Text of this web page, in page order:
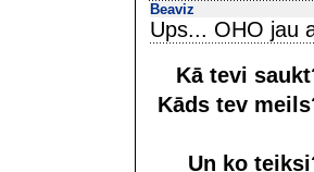
Beaviz
Ups... OHO jau
Kā tevi
Kāds tev
Un ko